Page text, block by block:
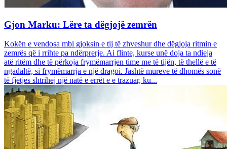
Gjon Marku: Lëre ta dëgjojë zemrën
Kokën e vendosa mbi gjoksin e tij të zhveshur dhe dëgjoja ritmin e
zemrës që i rrihte pa ndërprerje. Ai flinte, kurse unë doja ta ndieja
atë ritëm dhe të përkoja frymëmarrjen time me të tijën, të thellë e të
ngadaltë, si frymëmarrja e një dragoi. Jashtë mureve të dhomës sonë
të fjetjes shtrihej një natë e errët e e trazuar, ku...